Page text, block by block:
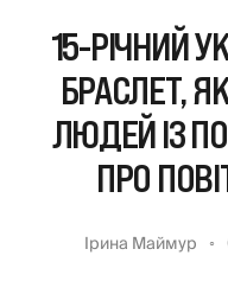
15-РІЧНИЙ
БРАСЛЕТ,
ЛЮДЕЙ ІЗ
ПРО
Ірина Маймур